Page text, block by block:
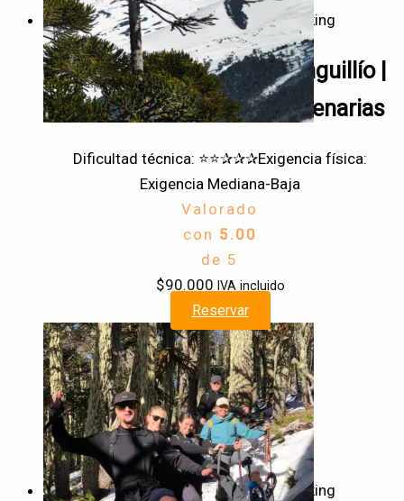
Trekking
Tour Parque Nacional Conguillío |
Volcanes y Araucarias milenarias
Dificultad técnica: ⭐⭐✰✰✰Exigencia física:
Exigencia Mediana-Baja
Valorado
con 5.00
de 5
$90.000 IVA incluido
Reservar
Trekking